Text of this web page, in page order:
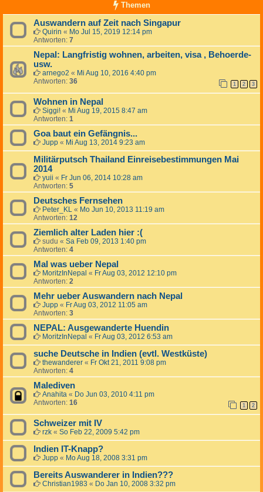
Themen
Auswandern auf Zeit nach Singapur
Quirin « Mo Jul 15, 2019 12:14 pm
Antworten: 7
Nepal: Langfristig wohnen, arbeiten, visa , Behoerde-
usw.
arnego2 « Mi Aug 10, 2016 4:40 pm
Antworten: 36 1 2 3
Wohnen in Nepal
Siggi! « Mi Aug 19, 2015 8:47 am
Antworten: 1
Goa baut ein Gefängnis...
Jupp « Mi Aug 13, 2014 9:23 am
Militärputsch Thailand Einreisebestimmungen Mai
2014
yuii « Fr Jun 06, 2014 10:28 am
Antworten: 5
Deutsches Fernsehen
Peter_KL « Mo Jun 10, 2013 11:19 am
Antworten: 12
Ziemlich alter Laden hier :(
sudu « Sa Feb 09, 2013 1:40 pm
Antworten: 4
Mal was ueber Nepal
MoritzInNepal « Fr Aug 03, 2012 12:10 pm
Antworten: 2
Mehr ueber Auswandern nach Nepal
Jupp « Fr Aug 03, 2012 11:05 am
Antworten: 3
NEPAL: Ausgewanderte Huendin
MoritzInNepal « Fr Aug 03, 2012 6:53 am
suche Deutsche in Indien (evtl. Westküste)
thewanderer « Fr Okt 21, 2011 9:08 pm
Antworten: 4
Malediven
Anahita « Do Jun 03, 2010 4:11 pm
Antworten: 16 1 2
Schweizer mit IV
rzk « So Feb 22, 2009 5:42 pm
Indien IT-Knapp?
Jupp « Mo Aug 18, 2008 3:31 pm
Bereits Auswanderer in Indien???
Christian1983 « Do Jan 10, 2008 3:32 pm